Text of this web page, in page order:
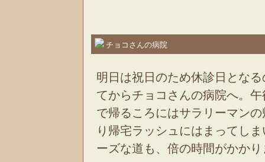
チョコさんの病院
明日は祝日のため休診日とな
てからチョコさんの病院へ。
で帰るころにはサラリーマン
り帰宅ラッシュにはまってし
ーズな道も、倍の時間がかか